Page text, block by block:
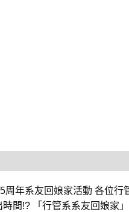
周年系友回娘家活動 各
間!? 「行管系系友回娘家